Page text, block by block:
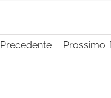
Precedente Prossimo